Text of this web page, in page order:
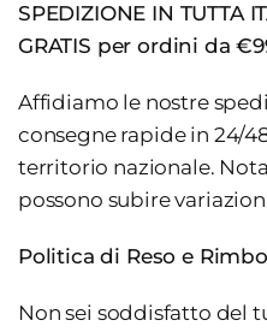
SPEDIZIONE IN TUTTA
GRATIS per ordini da
Affidiamo le nostre
consegne rapide in 24/
territorio nazionale.
possono subire
Politica di Reso e
Non sei soddisfatto del